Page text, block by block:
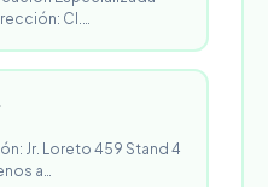
Cl.…
Jr. Loreto 459 Stand 4
a…